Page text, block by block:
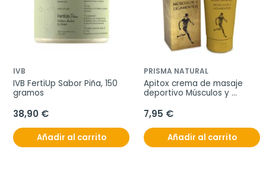
IVB
IVB FertiUp Sabor Piña, 150
gramos
38,90 €
Añadir al carrito
PRISMA NATURAL
Apitox crema de masaje
deportivo Músculos y
7,95 €
Añadir al carrito